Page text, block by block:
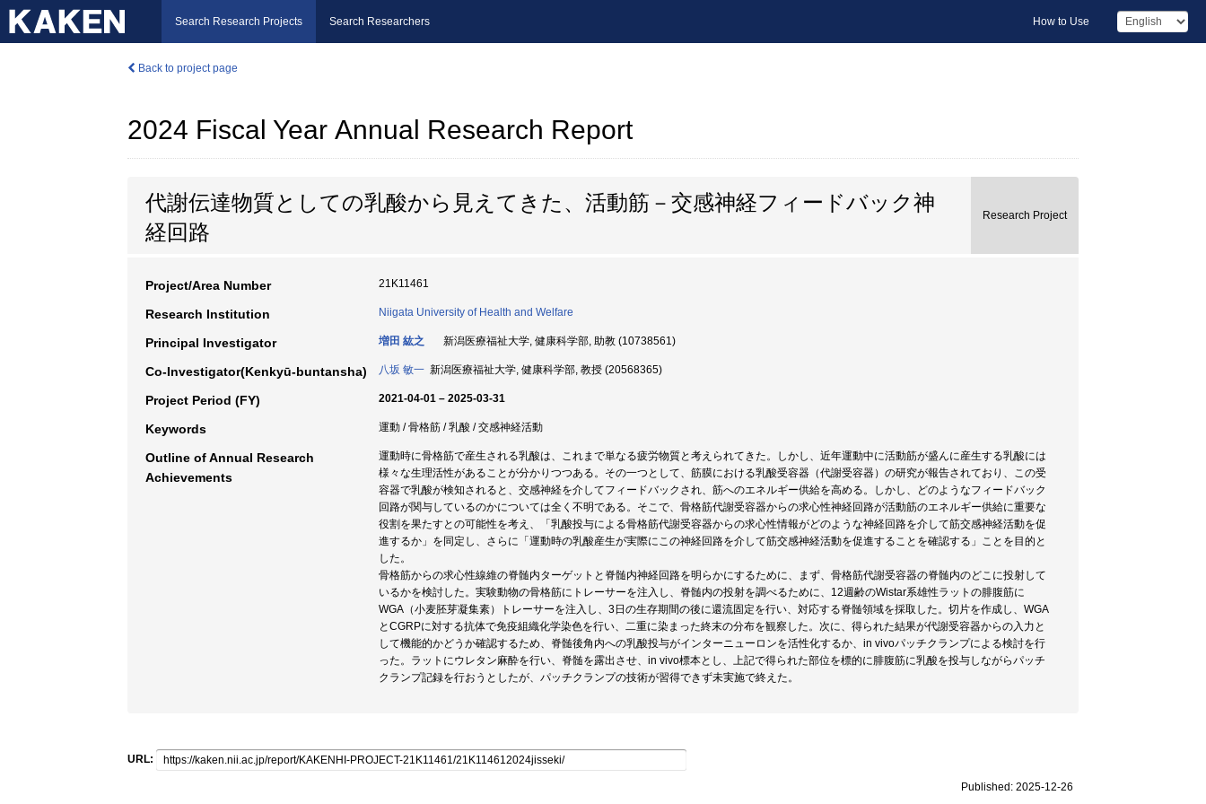
Search Research Projects Search Researchers How to Use
Back to project page
2024 Fiscal Year Annual Research Report
代謝伝達物質としての乳酸から見えてきた、活動筋－交感神経フィードバック神
経回路
Research Project
Project/Area Number 21K11461
Research Institution Niigata University of Health and Welfare
Principal Investigator 増田 紘之 新潟医療福祉大学, 健康科学部, 助教 (10738561)
Co-Investigator(Kenkyū-buntansha) 八坂 敏一 新潟医療福祉大学, 健康科学部, 教授 (20568365)
Project Period (FY) 2021-04-01 – 2025-03-31
Keywords 運動 / 骨格筋 / 乳酸 / 交感神経活動
Outline of Annual Research
Achievements
運動時に骨格筋で産生される乳酸は、これまで単なる疲労物質と考えられてきた。しかし、近年運動中に活動筋が盛んに産生する乳酸には
様々な生理活性があることが分かりつつある。その一つとして、筋膜における乳酸受容器（代謝受容器）の研究が報告されており、この受
容器で乳酸が検知されると、交感神経を介してフィードバックされ、筋へのエネルギー供給を高める。しかし、どのようなフィードバック
回路が関与しているのかについては全く不明である。そこで、骨格筋代謝受容器からの求心性神経回路が活動筋のエネルギー供給に重要な
役割を果たすとの可能性を考え、「乳酸投与による骨格筋代謝受容器からの求心性情報がどのような神経回路を介して筋交感神経活動を促
進するか」を同定し、さらに「運動時の乳酸産生が実際にこの神経回路を介して筋交感神経活動を促進することを確認する」ことを目的と
した。
骨格筋からの求心性線維の脊髄内ターゲットと脊髄内神経回路を明らかにするために、まず、骨格筋代謝受容器の脊髄内のどこに投射して
いるかを検討した。実験動物の骨格筋にトレーサーを注入し、脊髄内の投射を調べるために、12週齢のWistar系雄性ラットの腓腹筋に
WGA（小麦胚芽凝集素）トレーサーを注入し、3日の生存期間の後に還流固定を行い、対応する脊髄領域を採取した。切片を作成し、WGA
とCGRPに対する抗体で免疫組織化学染色を行い、二重に染まった終末の分布を観察した。次に、得られた結果が代謝受容器からの入力と
して機能的かどうか確認するため、脊髄後角内への乳酸投与がインターニューロンを活性化するか、in vivoパッチクランプによる検討を行
った。ラットにウレタン麻酔を行い、脊髄を露出させ、in vivo標本とし、上記で得られた部位を標的に腓腹筋に乳酸を投与しながらパッチ
クランプ記録を行おうとしたが、パッチクランプの技術が習得できず未実施で終えた。
URL:
Published: 2025-12-26